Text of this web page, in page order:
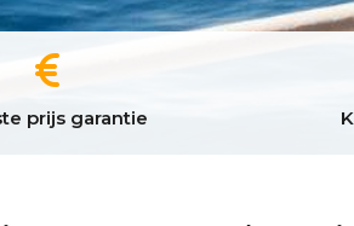
prijs garantie